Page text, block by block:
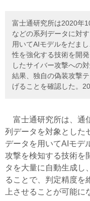
富士通研究所は2020年
などの系列データに対
用いてAIモデルをだま
性を強化する技術を開
したサイバー攻撃への
結果、独自の偽装攻撃
げることを確認した。
富士通研究所は、通
列データを対象とした
データを用いてAIモデ
攻撃を検知する技術を
タを大量に自動生成し
ることで、判定精度を
上させることが可能に